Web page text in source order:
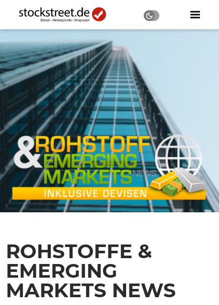
ROHSTOFFE &
EMERGING
MARKETS NEWS